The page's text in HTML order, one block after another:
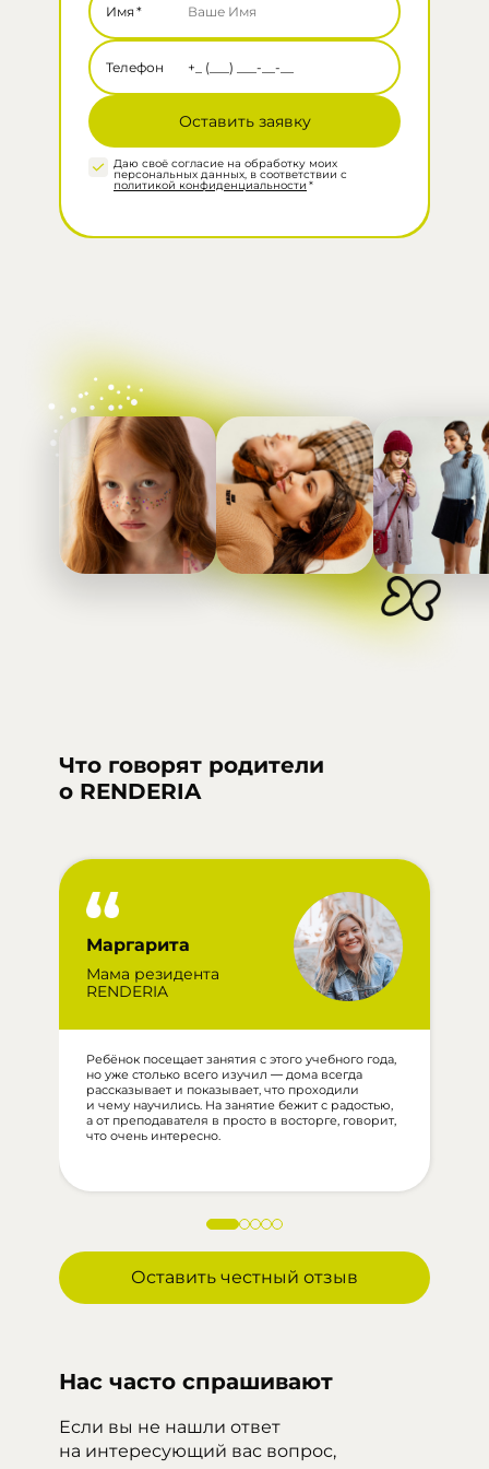
Имя *
Телефон
Даю своё согласие на обработку моих
персональных данных, в соответствии с
политикой конфиденциальности *
Что говорят родители
о RENDERIA
Оставить честный отзыв
Маргарита
Мама резидента
RENDERIA
Ребёнок посещает занятия с этого учебного года,
но уже столько всего изучил — дома всегда
рассказывает и показывает, что проходили
и чему научились. На занятие бежит с радостью,
а от преподавателя в просто в восторге, говорит,
что очень интересно.
Нас часто спрашивают
Если вы не нашли ответ
на интересующий вас вопрос,